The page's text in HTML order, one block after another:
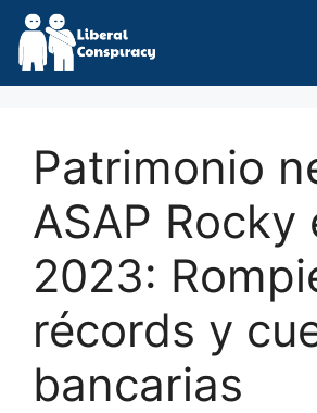
Skip
content
Patrimonio
ASAP Rocky
2023:
récords y
bancarias